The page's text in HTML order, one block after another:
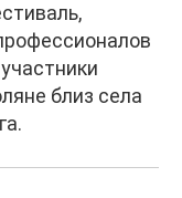
близ села